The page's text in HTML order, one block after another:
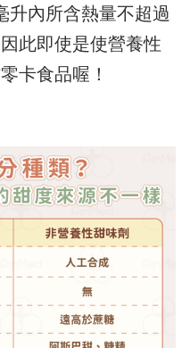
升內所含熱量不超過
此即使是使營養性
卡食品喔！